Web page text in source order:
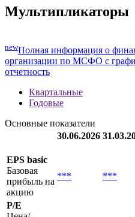
Мультипликаторы
newПолная информация о
организации по МСФО с
отчетность
Квартальные
Годовые
Основные показатели
30.06.2026
EPS basic
Базовая
прибыль на
акцию
*** ***
P/E